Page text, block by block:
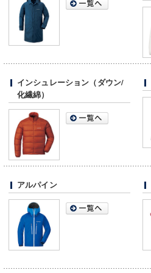
インシュレーション（ダウン/
化繊綿）
アルパイン